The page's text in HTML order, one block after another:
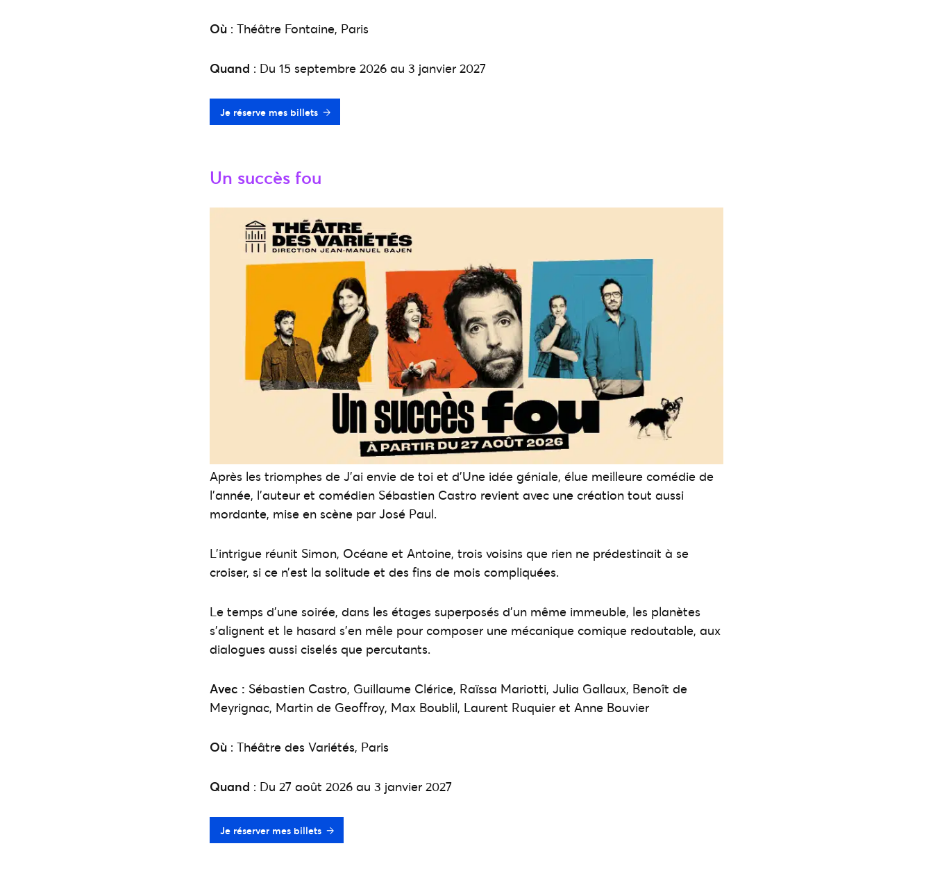
Où : Théâtre Fontaine, Paris
Quand : Du 15 septembre 2026 au 3 janvier 2027
Je réserve mes billets
Un succès fou
Après les triomphes de J’ai envie de toi et d’Une idée géniale, élue meilleure comédie de
l’année, l’auteur et comédien Sébastien Castro revient avec une création tout aussi
mordante, mise en scène par José Paul.
L’intrigue réunit Simon, Océane et Antoine, trois voisins que rien ne prédestinait à se
croiser, si ce n’est la solitude et des fins de mois compliquées.
Le temps d’une soirée, dans les étages superposés d’un même immeuble, les planètes
s’alignent et le hasard s’en mêle pour composer une mécanique comique redoutable, aux
dialogues aussi ciselés que percutants.
Avec : Sébastien Castro, Guillaume Clérice, Raïssa Mariotti, Julia Gallaux, Benoît de
Meyrignac, Martin de Geoffroy, Max Boublil, Laurent Ruquier et Anne Bouvier
Où : Théâtre des Variétés, Paris
Quand : Du 27 août 2026 au 3 janvier 2027
Je réserver mes billets